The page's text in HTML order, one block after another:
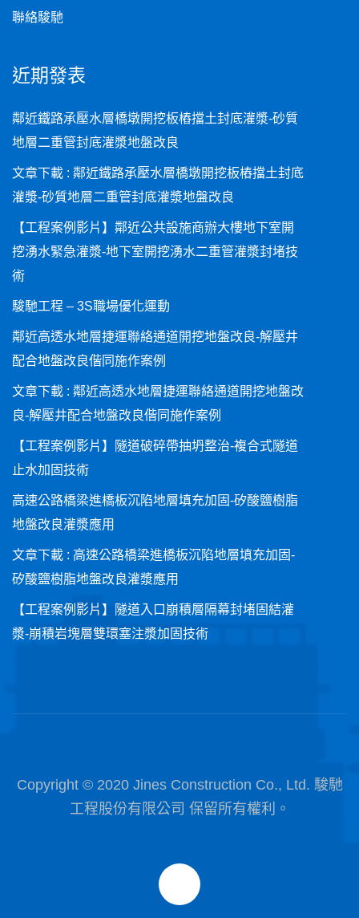
聯絡駿馳
近期發表
鄰近鐵路承壓水層橋墩開挖板樁擋土封底灌漿-砂質
地層二重管封底灌漿地盤改良
文章下載 : 鄰近鐵路承壓水層橋墩開挖板樁擋土封底
灌漿-砂質地層二重管封底灌漿地盤改良
【工程案例影片】鄰近公共設施商辦大樓地下室開
挖湧水緊急灌漿-地下室開挖湧水二重管灌漿封堵技
術
駿馳工程 – 3S職場優化運動
鄰近高透水地層捷運聯絡通道開挖地盤改良-解壓井
配合地盤改良偕同施作案例
文章下載 : 鄰近高透水地層捷運聯絡通道開挖地盤改
良-解壓井配合地盤改良偕同施作案例
【工程案例影片】隧道破碎帶抽坍整治-複合式隧道
止水加固技術
高速公路橋梁進橋板沉陷地層填充加固-矽酸鹽樹脂
地盤改良灌漿應用
文章下載 : 高速公路橋梁進橋板沉陷地層填充加固-
矽酸鹽樹脂地盤改良灌漿應用
【工程案例影片】隧道入口崩積層隔幕封堵固結灌
漿-崩積岩塊層雙環塞注漿加固技術
Copyright © 2020 Jines Construction Co., Ltd. 駿馳
工程股份有限公司 保留所有權利。